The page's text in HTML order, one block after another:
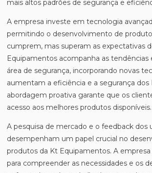
mais altos padrões de segurança e
A empresa investe em tecnologia
permitindo o desenvolvimento de
cumprem, mas superam as expectativas
Equipamentos acompanha as tendências
área de segurança, incorporando novas
aumentam a eficiência e a segurança dos
abordagem proativa garante que os
acesso aos melhores produtos disponíveis.
A pesquisa de mercado e o feedback dos
desempenham um papel crucial no
produtos da Kt Equipamentos. A
para compreender as necessidades e os